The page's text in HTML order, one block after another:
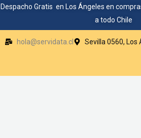
Ir
contenido
Despacho Gratis en Los Ángeles en
a todo Chile
hola@servidata.cl Sevilla 0560, Los